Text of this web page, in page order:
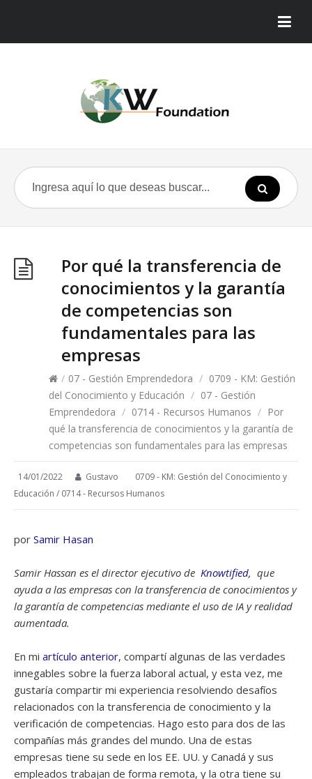
Por qué la transferencia de
conocimientos y la garantía
de competencias son
fundamentales para las
empresas
/ 07 - Gestión Emprendedora / 0709 - KM: Gestión
del Conocimiento y Educación / 07 - Gestión
Emprendedora / 0714 - Recursos Humanos / Por
qué la transferencia de conocimientos y la garantía de
competencias son fundamentales para las empresas
14/01/2022 Gustavo
0709 - KM: Gestión del Conocimiento y
Educación / 0714 - Recursos Humanos
por Samir Hasan
Samir Hassan es el director ejecutivo de Knowtified, que
ayuda a las empresas con la transferencia de conocimientos y
la garantía de competencias mediante el uso de IA y realidad
aumentada.
En mi artículo anterior, compartí algunas de las verdades
innegables sobre la fuerza laboral actual, y esta vez, me
gustaría compartir mi experiencia resolviendo desafíos
relacionados con la transferencia de conocimiento y la
verificación de competencias. Hago esto para dos de las
compañías más grandes del mundo. Una de estas
empresas tiene su sede en los EE. UU. y Canadá y sus
empleados trabajan de forma remota, y la otra tiene su